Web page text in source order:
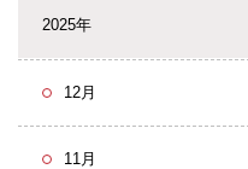
2025年
12月
11月